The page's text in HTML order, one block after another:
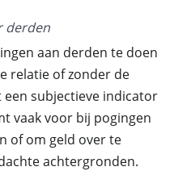
derden
aan derden te doen
relatie of zonder de
subjectieve indicator
vaak voor bij pogingen
of om geld over te
achtergronden.